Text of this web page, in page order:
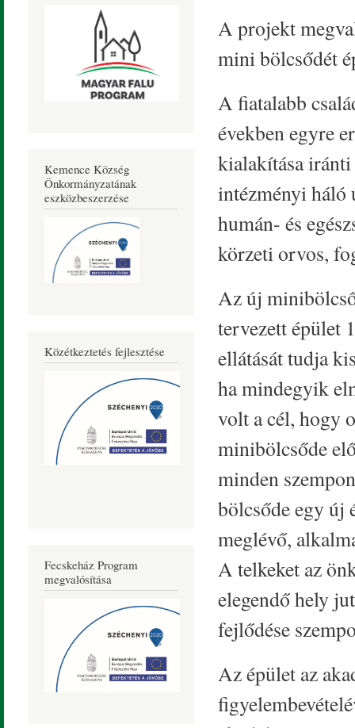
Kemence Község
Önkormányzatának
eszközbeszerzése
Közétkeztetés fejlesztése
Fecskeház Program
megvalósítása
A projekt
mini bölcsődét
A fiatalabb
években egyre
kialakítása
intézményi háló
humán- és
körzeti orvos,
Az új
tervezett épület
ellátását tudja
ha mindegyik
volt a cél, hogy
minibölcsőde
minden
bölcsőde egy új
meglévő,
A telkeket az
elegendő hely
fejlődése
Az épület az